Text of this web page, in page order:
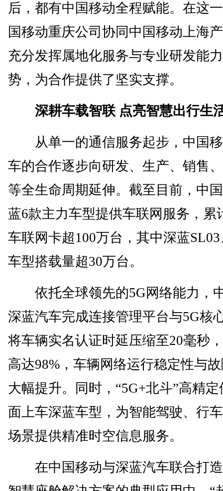
后，都有中国移动全程赋能。在这
国移动重庆公司协同中国移动上海
充分发挥属地化服务与专业研发能
势，为合作提供了坚实支撑。
深耕车载智联 点亮智慧出行生
从单一的通信服务起步，中国移
车的合作逐步向研发、生产、销售
等全生命周期延伸。截至目前，中
蓝6款主力车型提供车联网服务，累
车联网卡超100万台，其中深蓝
车型搭载量超30万台。
依托全球领先的5G网络能力，
深蓝汽车完成连接管理平台与5G核
将车辆实名认证时延压缩至20毫秒
高达98%，车辆网络运行稳定性与
大幅提升。同时，“5G+北斗”高精
面上车深蓝车型，为智能驾驶、行
场景提供精准时空信息服务。
在中国移动与深蓝汽车联合打造